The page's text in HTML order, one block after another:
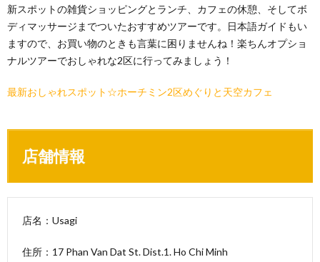
新スポットの雑貨ショッピングとランチ、カフェの休憩、そしてボ
ディマッサージまでついたおすすめツアーです。日本語ガイドもい
ますので、お買い物のときも言葉に困りませんね！楽ちんオプショ
ナルツアーでおしゃれな2区に行ってみましょう！
最新おしゃれスポット☆ホーチミン2区めぐりと天空カフェ
店舗情報
店名：Usagi
住所：17 Phan Van Dat St. Dist.1. Ho Chi Minh